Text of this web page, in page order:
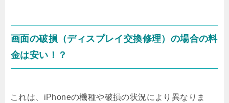
画面の破損（ディスプレイ交換修理）の場合の料
金は安い！？
これは、iPhoneの機種や破損の状況により異なりま